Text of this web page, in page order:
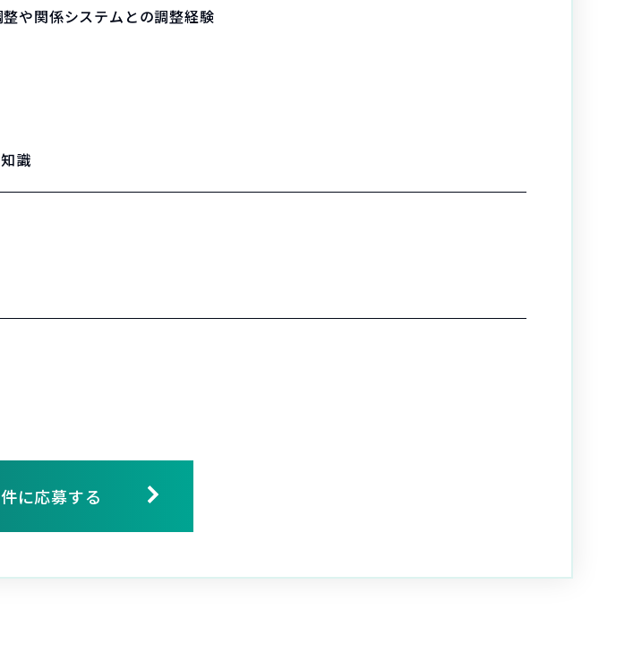
や関係システムとの調整経験
識
に応募する